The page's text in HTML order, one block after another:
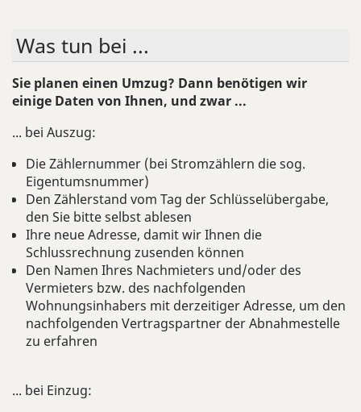
Was tun bei ...
Sie planen einen Umzug? Dann benötigen wir
einige Daten von Ihnen, und zwar ...
... bei Auszug:
Die Zählernummer (bei Stromzählern die sog.
Eigentumsnummer)
Den Zählerstand vom Tag der Schlüsselübergabe,
den Sie bitte selbst ablesen
Ihre neue Adresse, damit wir Ihnen die
Schlussrechnung zusenden können
Den Namen Ihres Nachmieters und/oder des
Vermieters bzw. des nachfolgenden
Wohnungsinhabers mit derzeitiger Adresse, um den
nachfolgenden Vertragspartner der Abnahmestelle
zu erfahren
... bei Einzug: